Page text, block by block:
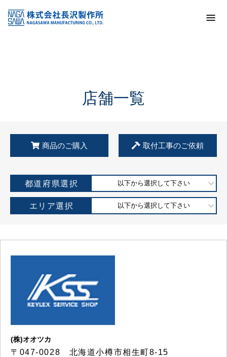
KSS加盟店・取扱店情報
店舗一覧
店舗一覧
商品のご購入 取付工事のご依頼
都道府県選択 以下から選択して下さい
エリア選択 以下から選択して下さい
(株)オオツカ
〒047-0028 北海道小樽市相生町8-15